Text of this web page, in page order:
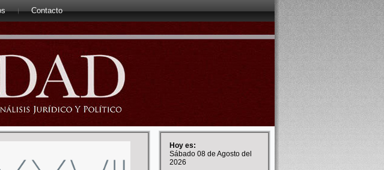
Contacto
Hoy es:
Sábado 08 de Agosto del
2026